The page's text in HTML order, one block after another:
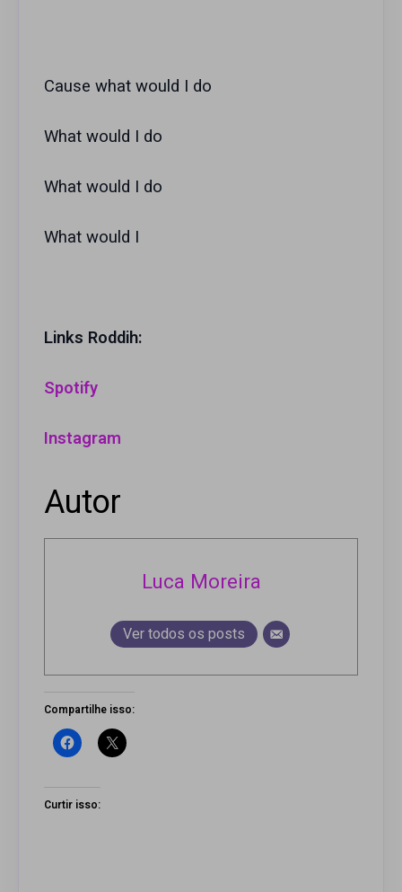
Cause what would I do
What would I do
What would I do
What would I
Links Roddih:
Spotify
Instagram
Autor
Luca Moreira
Ver todos os posts
Compartilhe isso:
Curtir isso: